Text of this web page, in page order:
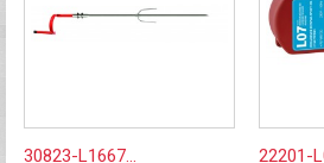
30823-L1667... 22201-